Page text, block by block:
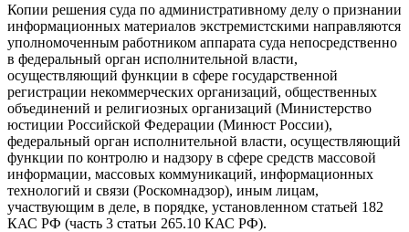
Копии решения суда по административному делу о признании
информационных материалов экстремистскими направляются
уполномоченным работником аппарата суда непосредственно
в федеральный орган исполнительной власти,
осуществляющий функции в сфере государственной
регистрации некоммерческих организаций, общественных
объединений и религиозных организаций (Министерство
юстиции Российской Федерации (Минюст России),
федеральный орган исполнительной власти, осуществляющий
функции по контролю и надзору в сфере средств массовой
информации, массовых коммуникаций, информационных
технологий и связи (Роскомнадзор), иным лицам,
участвующим в деле, в порядке, установленном статьей 182
КАС РФ (часть 3 статьи 265.10 КАС РФ).